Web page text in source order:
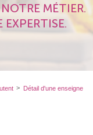
MÉTIER.
EXPERTISE.
Détail d'une enseigne